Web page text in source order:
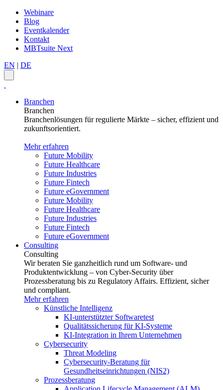
Webinare
Blog
Eventkalender
Kontakt
MBTsuite Next
EN | DE
Branchen
Branchen
Branchenlösungen für regulierte Märkte – sicher, effizient und
zukunftsorientiert.
Mehr erfahren
Future Mobility
Future Healthcare
Future Industries
Future Fintech
Future eGovernment
Future Mobility
Future Healthcare
Future Industries
Future Fintech
Future eGovernment
Consulting
Consulting
Wir beraten Sie ganzheitlich rund um Software- und
Produktentwicklung – von Cyber-Security über
Prozessberatung bis zu Regulatory Affairs. Effizient, sicher
und compliant.
Mehr erfahren
Künstliche Intelligenz
KI-unterstützter Softwaretest
Qualitätssicherung für KI-Systeme
KI-Integration in Ihrem Unternehmen
Cybersecurity
Threat Modeling
Cybersecurity-Beratung für
Gesundheitseinrichtungen (NIS2)
Prozessberatung